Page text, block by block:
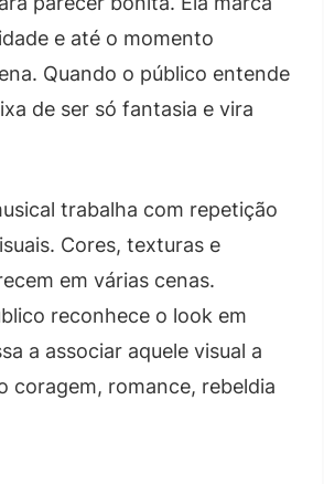
e até o momento
Quando o público entende
de ser só fantasia e vira
trabalha com repetição
Cores, texturas e
em várias cenas.
reconhece o look em
a associar aquele visual a
coragem, romance, rebeldia